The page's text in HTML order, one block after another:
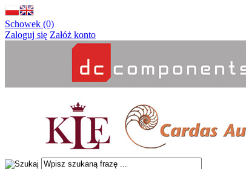
Schowek (0)
Zaloguj się Załóż konto